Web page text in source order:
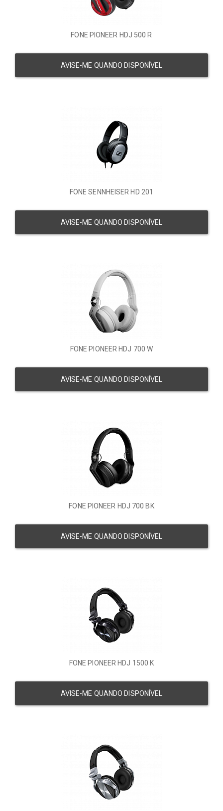
FONE PIONEER HDJ 500 R
AVISE-ME QUANDO DISPONÍVEL
FONE SENNHEISER HD 201
AVISE-ME QUANDO DISPONÍVEL
FONE PIONEER HDJ 700 W
AVISE-ME QUANDO DISPONÍVEL
FONE PIONEER HDJ 700 BK
AVISE-ME QUANDO DISPONÍVEL
FONE PIONEER HDJ 1500 K
AVISE-ME QUANDO DISPONÍVEL